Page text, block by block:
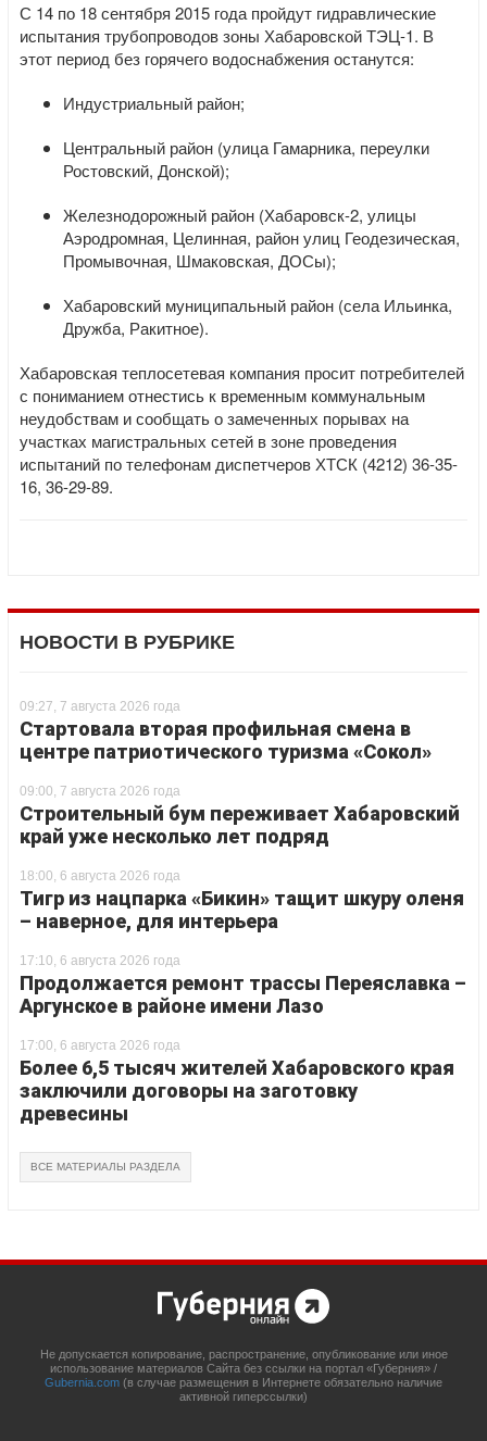
С 14 по 18 сентября 2015 года пройдут гидравлические
испытания трубопроводов зоны Хабаровской ТЭЦ-1. В
этот период без горячего водоснабжения останутся:
Индустриальный район;
Центральный район (улица Гамарника, переулки
Ростовский, Донской);
Железнодорожный район (Хабаровск-2, улицы
Аэродромная, Целинная, район улиц Геодезическая,
Промывочная, Шмаковская, ДОСы);
Хабаровский муниципальный район (села Ильинка,
Дружба, Ракитное).
Хабаровская теплосетевая компания просит потребителей
с пониманием отнестись к временным коммунальным
неудобствам и сообщать о замеченных порывах на
участках магистральных сетей в зоне проведения
испытаний по телефонам диспетчеров ХТСК (4212) 36-35-
16, 36-29-89.
НОВОСТИ В РУБРИКЕ
09:27, 7 августа 2026 года
Стартовала вторая профильная смена в
центре патриотического туризма «Сокол»
09:00, 7 августа 2026 года
Строительный бум переживает Хабаровский
край уже несколько лет подряд
18:00, 6 августа 2026 года
Тигр из нацпарка «Бикин» тащит шкуру оленя
– наверное, для интерьера
17:10, 6 августа 2026 года
Продолжается ремонт трассы Переяславка –
Аргунское в районе имени Лазо
17:00, 6 августа 2026 года
Более 6,5 тысяч жителей Хабаровского края
заключили договоры на заготовку
древесины
ВСЕ МАТЕРИАЛЫ РАЗДЕЛА
Не допускается копирование, распространение, опубликование или иное
использование материалов Сайта без ссылки на портал «Губерния» /
Gubernia.com (в случае размещения в Интернете обязательно наличие
активной гиперссылки)